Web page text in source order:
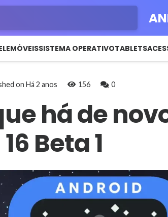
SISTEMA OPERATIVOTABLETS
onHá 2 anos 156 0
há de
Beta 1